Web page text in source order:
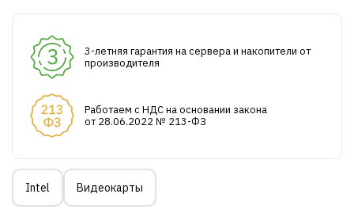
3-летняя гарантия на сервера и накопители от
производителя
Работаем с НДС на основании закона
от 28.06.2022 № 213-ФЗ
Intel Видеокарты